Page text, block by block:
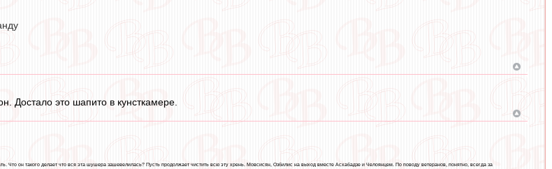
Достало это шапито в кунсткамере.
Что он такого делает что вся эта шушера зашевелилась? Пусть продолжает чистить всю эту хрень. Мовсисян, Озбилис на выход вместе Асхабадзе и Челоянцем. По поводу ветеранов, понятно, всегда за